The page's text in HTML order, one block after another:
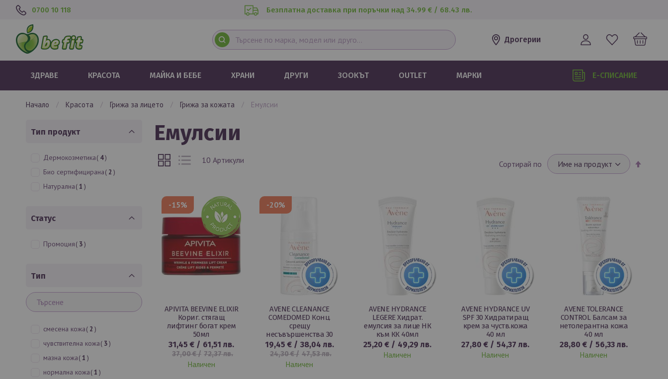
0700 10 118 Безплатна доставка при поръчки над 34.99 € / 68.43 лв.
Дрогерии
ЗДРАВЕ КРАСОТА МАЙКА И БЕБЕ ХРАНИ ДРУГИ ЗООКЪТ OUTLET МАРКИ Е-СПИСАНИЕ
начало красота грижа за лицето грижа за кожата емулсии
емулсии
Виж
РешеткаСписък
10 Артикули Сортирай по
-15%
APIVITA BEEVINE ELIXIR
Кориг. стягащ
лифтинг богат крем
50мл
31,45 € / 61,51 лв.
37,00 €/ 72,37 лв.
Наличен
-20%
AVENE CLEANANCE
COMEDOMED Конц.
срещу
несъвършенства 30
мл
19,45 €/ 38,04 лв.
24,30 €/ 47,53 лв.
Наличен
AVENE HYDRANCE
LEGERE Хидрат.
емулсия за лице НК
към КК 40мл
25,20 € / 49,29 лв.
Наличен
AVENE HYDRANCE UV
SPF 30 Хидратиращ
крем за чуств.кожа
40 мл
27,80 € / 54,37 лв.
Наличен
AVENE TOLERANCE
CONTROL Балсам за
нетолерантна кожа
40 мл
28,80 €/ 56,33 лв.
Наличен
Тип продукт
Дермокозметика 4артикули
Био сертифицирана 2 артикули
Натурална 1 артикул
Статус
Промоция 3артикули
Тип
смесена кожа 2 артикули
чувствителна кожа 3артикули
мазна кожа 1 артикул
нормална кожа 1 артикул